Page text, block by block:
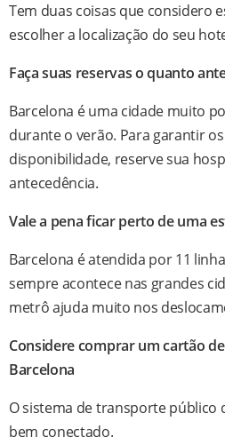
Tem duas coisas que considero
escolher a localização do seu
Faça suas reservas o quanto
Barcelona é uma cidade muito
durante o verão. Para garantir
disponibilidade, reserve sua
antecedência.
Vale a pena ficar perto de uma
Barcelona é atendida por 11
sempre acontece nas grandes
metrô ajuda muito nos
Considere comprar um cartão
Barcelona
O sistema de transporte público
bem conectado.